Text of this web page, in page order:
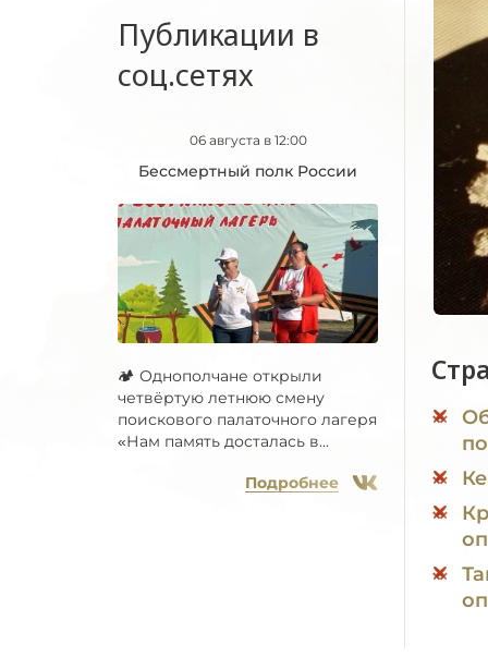
Публикации в
соц.сетях
06 августа в 12:00
Бессмертный полк России
🏕 Однополчане открыли
четвёртую летнюю смену
поискового палаточного лагеря
«Нам память досталась в...
Подробнее